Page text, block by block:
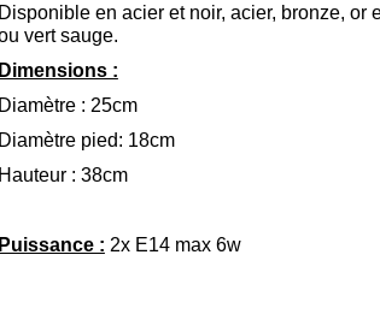
Disponible en acier et noir, acier, bronze, or
vert sauge.
Dimensions :
Diamètre : 25cm
Diamètre pied: 18cm
Hauteur : 38cm
Puissance : 2x E14 max 6w